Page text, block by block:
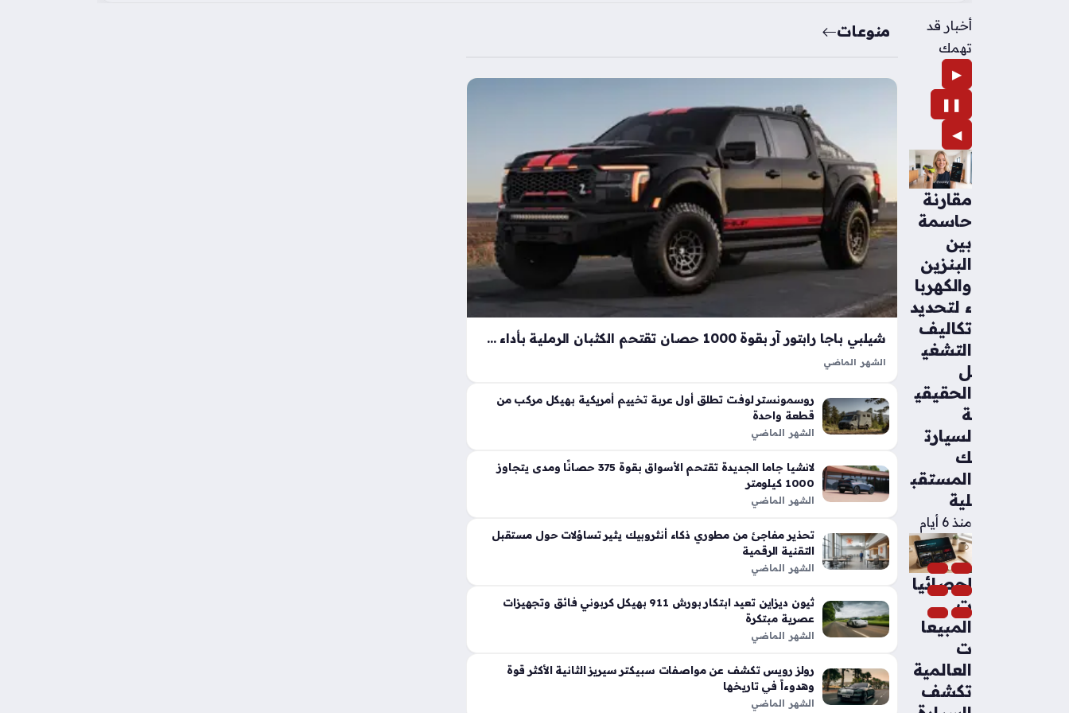
أخبار قد
تهمك
▶
❚❚
◀
مقارنة
حاسمة
بين
البنزين
والكهربا
ء لتحديد
تكاليف
التشغي
ل
الحقيقي
ة
لسيارت
ك
المستقب
لية
منذ 6 أيام
إحصائيا
ت
المبيعا
ت
العالمية
تكشف
منوعات
شيلبي باجا رابتور آر بقوة 1000 حصان تقتحم الكثبان الرملية بأداء خارق
الشهر الماضي
الأداء التقليدية في شاحنات البيك أب، إذ ارتقت بهذه الفئة إلى مستويات غير مسبوقة
بفضل تعديلات…
روسمونستر لوفت تطلق أول عربة تخييم أمريكية بهيكل مركب من
قطعة واحدة
الشهر الماضي
لانشيا جاما الجديدة تقتحم الأسواق بقوة 375 حصانًا ومدى يتجاوز
1000 كيلومتر
الشهر الماضي
تحذير مفاجئ من مطوري ذكاء أنثروبيك يثير تساؤلات حول مستقبل
التقنية الرقمية
الشهر الماضي
ثيون ديزاين تعيد ابتكار بورش 911 بهيكل كربوني فائق وتجهيزات
عصرية مبتكرة
الشهر الماضي
رولز رويس تكشف عن مواصفات سبيكتر سيريز الثانية الأكثر قوة
وهدوءاً في تاريخها
الشهر الماضي